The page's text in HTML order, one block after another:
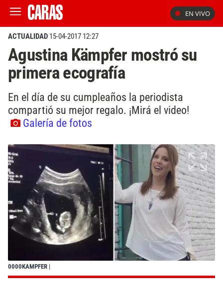
EN VIVO
ACTUALIDAD 15-04-2017 12:27
Agustina Kämpfer mostró su
primera ecografía
En el día de su cumpleaños la periodista
compartió su mejor regalo. ¡Mirá el video!
Galería de fotos
0000KAMPFER |